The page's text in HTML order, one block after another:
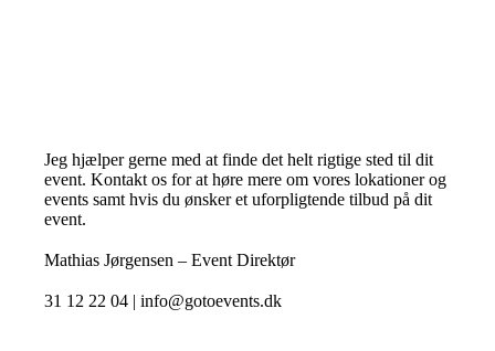
Jeg hjælper gerne med at finde det helt rigtige sted til dit
event. Kontakt os for at høre mere om vores lokationer og
events samt hvis du ønsker et uforpligtende tilbud på dit
event.
Mathias Jørgensen – Event Direktør
31 12 22 04 | info@gotoevents.dk